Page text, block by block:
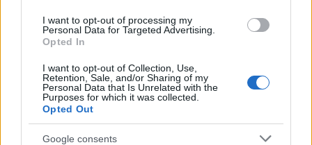
I want to opt-out of processing my
Personal Data for Targeted Advertising.
Opted In
I want to opt-out of Collection, Use,
Retention, Sale, and/or Sharing of my
Personal Data that Is Unrelated with the
Purposes for which it was collected.
Opted Out
Google consents